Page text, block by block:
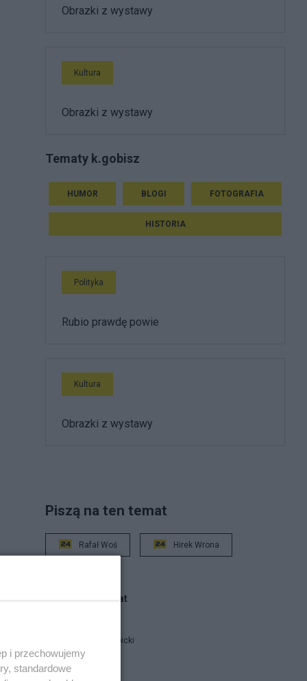
Obrazki z wystawy
Kultura
Obrazki z wystawy
Tematy k.gobisz
HUMOR BLOGI FOTOGRAFIA
HISTORIA
Polityka
Rubio prawdę powie
Kultura
Obrazki z wystawy
Piszą na ten temat
Rafał Woś Hirek Wrona
Blogi na ten temat
Jan Filip Libicki
i przechowujemy
standardowe